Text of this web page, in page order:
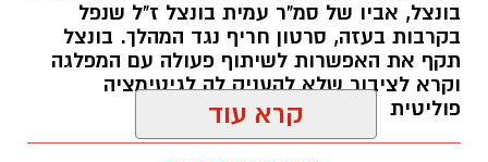
נעצר חשוד באיומים על חייו של מפקד תחנת
משטרת רמת גן-בני ברק
תגים: איציק בונצל, יואב סגלוביץ'
קפיצה קטנה קנייה גדולה:
הסופר השכונתי שמביא את כוח
הרשתות הגדולות לרמת גן
מרום פילאטיס - כרטיסיית הכרות
ללקוחות חדשים